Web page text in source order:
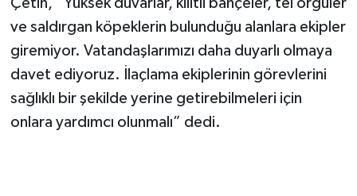
ve saldırgan köpeklerin bulunduğu alanlara ekipler
giremiyor. Vatandaşlarımızı daha duyarlı olmaya
davet ediyoruz. İlaçlama ekiplerinin görevlerini
sağlıklı bir şekilde yerine getirebilmeleri için
onlara yardımcı olunmalı” dedi.